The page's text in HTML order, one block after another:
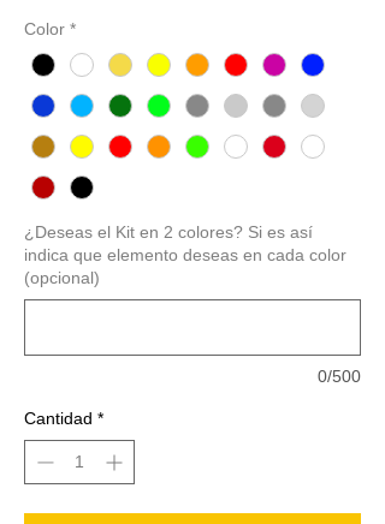
Color *
¿Deseas el Kit en 2 colores? Si es así
indica que elemento deseas en cada color
(opcional)
0/500
Cantidad *